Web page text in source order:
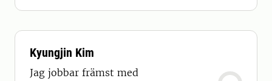
Kyungjin Kim
Jag jobbar främst med